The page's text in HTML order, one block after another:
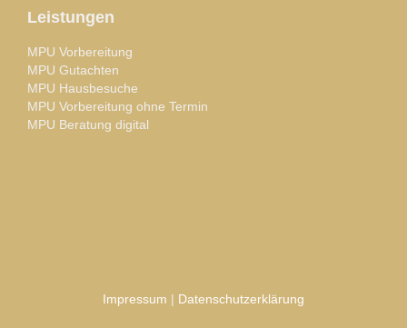
Leistungen
MPU Vorbereitung
MPU Gutachten
MPU Hausbesuche
MPU Vorbereitung ohne Termin
MPU Beratung digital
Impressum Datenschutzerklärung